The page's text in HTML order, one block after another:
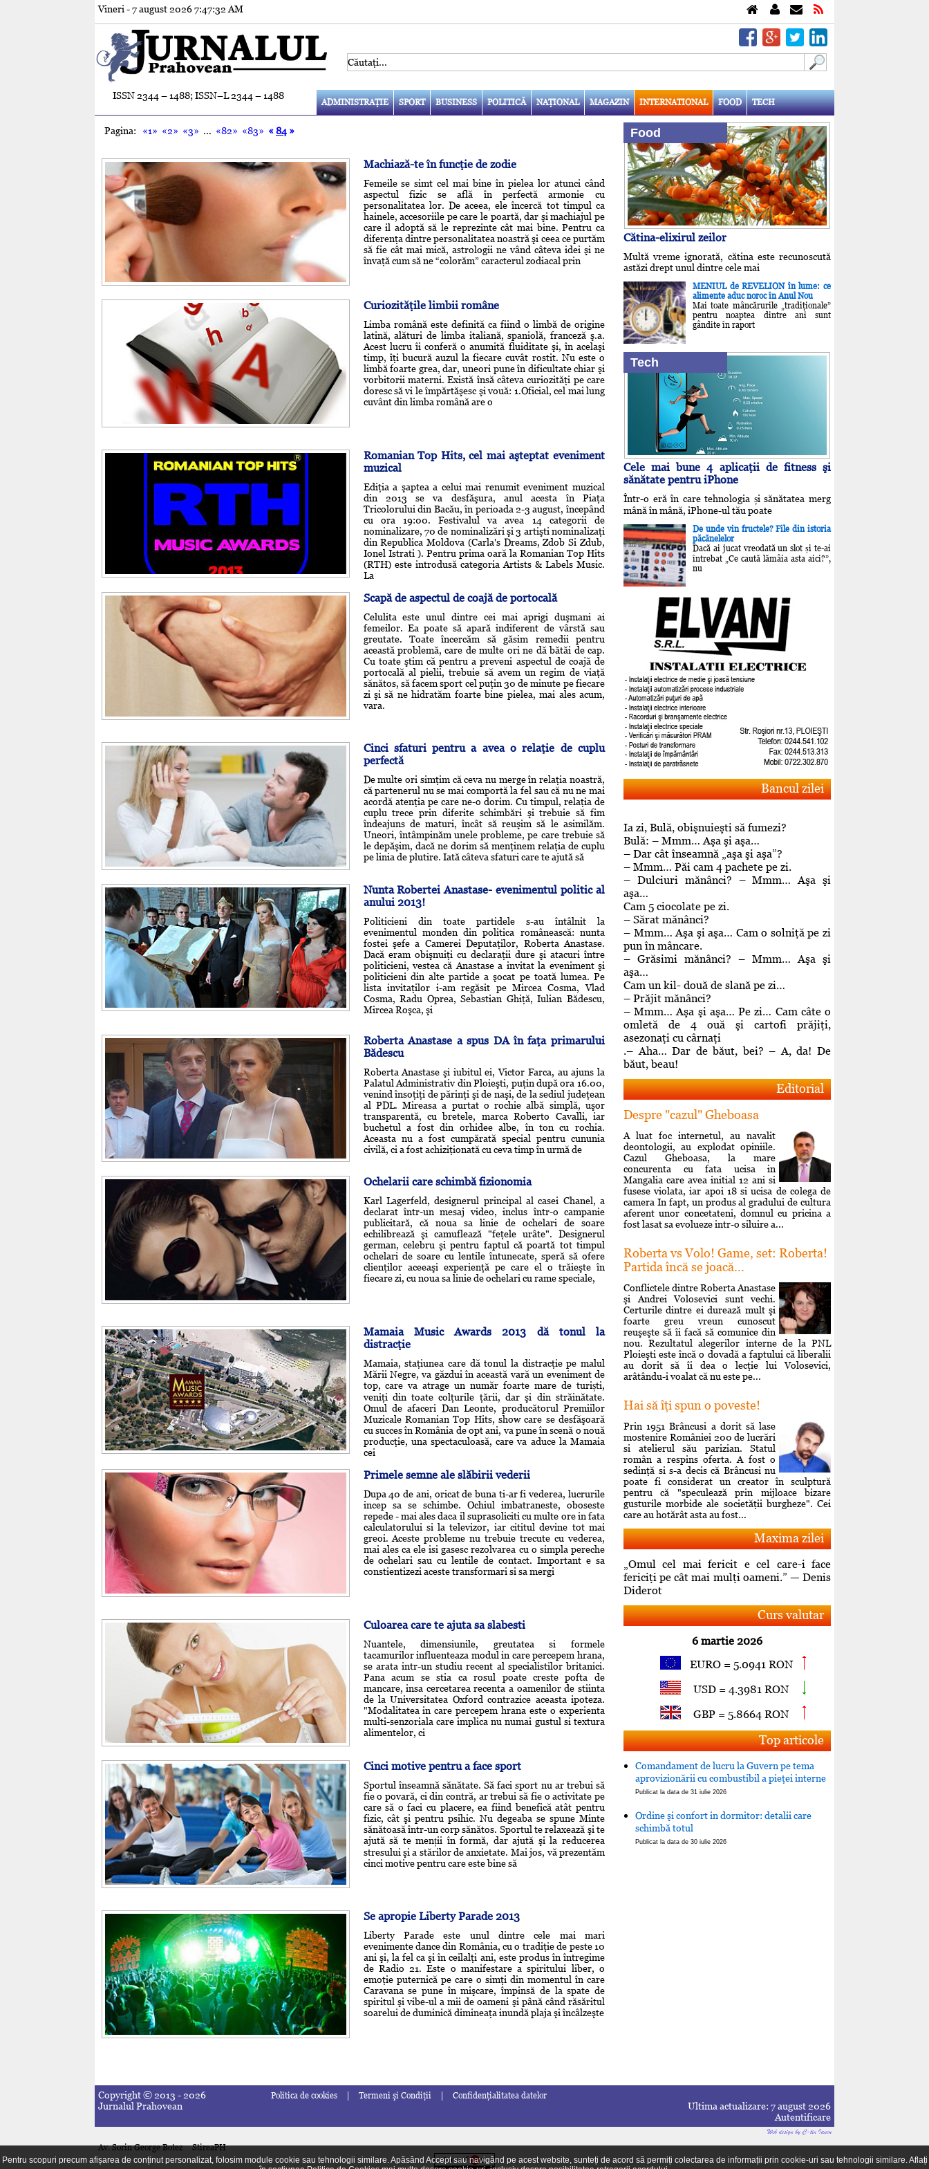
Vineri - 7 august 20267:47:33 AM
ISSN 2344 – 1488; ISSN–L 2344 – 1488
ADMINISTRAŢIE SPORT BUSINESS POLITICĂ NAŢIONAL MAGAZIN INTERNATIONAL FOOD TECH
Pagina: «1» «2» «3» ... «82» «83» «84 »
Machiază-te în funcţie de zodie
Femeile se simt cel mai bine în pielea lor atunci când
aspectul fizic se află în perfectă armonie cu
personalitatea lor. De aceea, ele încercă tot timpul ca
hainele, accesoriile pe care le poartă, dar şi machiajul pe
care il adoptă să le reprezinte cât mai bine. Pentru ca
diferenţa dintre personalitatea noastră şi ceea ce purtăm
să fie cât mai mică, astrologii ne vând câteva idei şi ne
învaţă cum să ne “colorăm” caracterul zodiacal prin
Curiozităţile limbii române
Limba română este definită ca fiind o limbă de origine
latină, alături de limba italiană, spaniolă, franceză ş.a.
Acest lucru îi conferă o anumită fluiditate şi, în acelaşi
timp, îţi bucură auzul la fiecare cuvât rostit. Nu este o
limbă foarte grea, dar, uneori pune în dificultate chiar şi
vorbitorii materni. Există însă câteva curiozităţi pe care
doresc să vi le împărtăşesc şi vouă: 1.Oficial, cel mai lung
cuvânt din limba română are o
Romanian Top Hits, cel mai aşteptat eveniment
muzical
Ediţia a şaptea a celui mai renumit eveniment muzical
din 2013 se va desfăşura, anul acesta în Piaţa
Tricolorului din Bacău, în perioada 2-3 august, începând
cu ora 19:00. Festivalul va avea 14 categorii de
nominalizare, 70 de nominalizări şi 3 artişti nominalizaţi
din Republica Moldova (Carla's Dreams, Zdob Si Zdub,
Ionel Istrati ). Pentru prima oară la Romanian Top Hits
(RTH) este introdusă categoria Artists & Labels Music.
La
Scapă de aspectul de coajă de portocală
Celulita este unul dintre cei mai aprigi duşmani ai
femeilor. Ea poate să apară indiferent de vârstă sau
greutate. Toate încercăm să găsim remedii pentru
această problemă, care de multe ori ne dă bătăi de cap.
Cu toate ştim că pentru a preveni aspectul de coajă de
portocală al pielii, trebuie să avem un regim de viaţă
sănătos, să facem sport cel puţin 30 de minute pe fiecare
zi şi să ne hidratăm foarte bine pielea, mai ales acum,
vara.
Cinci sfaturi pentru a avea o relaţie de cuplu
perfectă
De multe ori simţim că ceva nu merge în relaţia noastră,
că partenerul nu se mai comportă la fel sau că nu ne mai
acordă atenţia pe care ne-o dorim. Cu timpul, relaţia de
cuplu trece prin diferite schimbări şi trebuie să fim
îndeajuns de maturi, încât să reuşim să le asimilăm.
Uneori, întâmpinăm unele probleme, pe care trebuie să
le depăşim, dacă ne dorim să menţinem relaţia de cuplu
pe linia de plutire. Iată câteva sfaturi care te ajută să
Nunta Robertei Anastase- evenimentul politic al
anului 2013!
Politicieni din toate partidele s-au întâlnit la
evenimentul monden din politica românească: nunta
fostei şefe a Camerei Deputaţilor, Roberta Anastase.
Dacă eram obişnuiţi cu declaraţii dure şi atacuri între
politicieni, vestea că Anastase a invitat la eveniment şi
politicieni din alte partide a şocat pe toată lumea. Pe
lista invitaţilor i-am regăsit pe Mircea Cosma, Vlad
Cosma, Radu Oprea, Sebastian Ghiţă, Iulian Bădescu,
Mircea Roşca, şi
Roberta Anastase a spus DA în faţa primarului
Bădescu
Roberta Anastase şi iubitul ei, Victor Farca, au ajuns la
Palatul Administrativ din Ploieşti, puţin după ora 16.00,
venind însoţiţi de părinţi şi de naşi, de la sediul judeţean
al PDL. Mireasa a purtat o rochie albă simplă, uşor
transparentă, cu bretele, marca Roberto Cavalli, iar
buchetul a fost din orhidee albe, în ton cu rochia.
Aceasta nu a fost cumpărată special pentru cununia
civilă, ci a fost achiziţionată cu ceva timp în urmă de
Ochelarii care schimbă fizionomia
Karl Lagerfeld, designerul principal al casei Chanel, a
declarat într-un mesaj video, inclus într-o campanie
publicitară, că noua sa linie de ochelari de soare
echilibrează şi camuflează "feţele urâte". Designerul
german, celebru şi pentru faptul că poartă tot timpul
ochelari de soare cu lentile întunecate, speră să ofere
clienţilor aceeaşi experienţă pe care el o trăieşte în
fiecare zi, cu noua sa linie de ochelari cu rame speciale,
Mamaia Music Awards 2013 dă tonul la
distracţie
Mamaia, staţiunea care dă tonul la distracţie pe malul
Mării Negre, va găzdui în această vară un eveniment de
top, care va atrage un număr foarte mare de turiști,
veniţi din toate colţurile ţării, dar şi din străinătate.
Omul de afaceri Dan Leonte, producătorul Premiilor
Muzicale Romanian Top Hits, show care se desfăşoară
cu succes în România de opt ani, va pune în scenă o nouă
producţie, una spectaculoasă, care va aduce la Mamaia
cei
Primele semne ale slăbirii vederii
Dupa 40 de ani, oricat de buna ti-ar fi vederea, lucrurile
incep sa se schimbe. Ochiul imbatraneste, oboseste
repede - mai ales daca il suprasoliciti cu multe ore in fata
calculatorului si la televizor, iar cititul devine tot mai
greoi. Aceste probleme nu trebuie trecute cu vederea,
mai ales ca ele isi gasesc rezolvarea cu o simpla pereche
de ochelari sau cu lentile de contact. Important e sa
constientizezi aceste transformari si sa mergi
Culoarea care te ajuta sa slabesti
Nuantele, dimensiunile, greutatea si formele
tacamurilor influenteaza modul in care percepem hrana,
se arata intr-un studiu recent al specialistilor britanici.
Pana acum se stia ca rosul poate creste pofta de
mancare, insa cercetarea recenta a oamenilor de stiinta
de la Universitatea Oxford contrazice aceasta ipoteza.
"Modalitatea in care percepem hrana este o experienta
multi-senzoriala care implica nu numai gustul si textura
alimentelor, ci
Cinci motive pentru a face sport
Sportul înseamnă sănătate. Să faci sport nu ar trebui să
fie o povară, ci din contră, ar trebui să fie o activitate pe
care să o faci cu placere, ea fiind benefică atât pentru
fizic, cât şi pentru psihic. Nu degeaba se spune Minte
sănătoasă într-un corp sănătos. Sportul te relaxează şi te
ajută să te menții în formă, dar ajută şi la reducerea
stresului şi a stărilor de anxietate. Mai jos, vă prezentăm
cinci motive pentru care este bine să
Se apropie Liberty Parade 2013
Liberty Parade este unul dintre cele mai mari
evenimente dance din România, cu o tradiţie de peste 10
ani şi, la fel ca şi în ceilalţi ani, este produs în întregime
de Radio 21. Este o manifestare a spiritului liber, o
emoţie puternică pe care o simţi din momentul în care
Caravana se pune în mişcare, împinsă de la spate de
spiritul şi vibe-ul a mii de oameni şi până când răsăritul
soarelui de duminică dimineaţa inundă plaja şi încâlzeşte
Food
Cătina-elixirul zeilor
Multă vreme ignorată, cătina este recunoscută
astăzi drept unul dintre cele mai
MENIUL de REVELION în lume: ce
alimente aduc noroc în Anul Nou
Mai toate mâncărurile „tradiţionale”
pentru noaptea dintre ani sunt
gândite în raport
Tech
Cele mai bune 4 aplicaţii de fitness şi
sănătate pentru iPhone
Într-o eră în care tehnologia și sănătatea merg
mână în mână, iPhone-ul tău poate
De unde vin fructele? File din istoria
păcănelelor
Dacă ai jucat vreodată un slot și te-ai
întrebat „Ce caută lămâia asta aici?”,
nu
Bancul zilei
Ia zi, Bulă, obişnuieşti să fumezi?
Bulă: – Mmm… Aşa şi aşa…
– Dar cât înseamnă „aşa şi aşa”?
– Mmm… Păi cam 4 pachete pe zi.
– Dulciuri mănânci? – Mmm… Aşa şi
aşa…
Cam 5 ciocolate pe zi.
– Sărat mănânci?
– Mmm… Aşa şi aşa… Cam o solniţă pe zi
pun în mâncare.
– Grăsimi mănânci? – Mmm… Aşa şi
aşa…
Cam un kil- două de slană pe zi…
– Prăjit mănânci?
– Mmm… Aşa şi aşa… Pe zi… Cam câte o
omletă de 4 ouă şi cartofi prăjiţi,
asezonaţi cu cârnaţi
.– Aha… Dar de băut, bei? – A, da! De
băut, beau!
Editorial
Despre "cazul" Gheboasa
A luat foc internetul, au navalit
deontologii, au explodat opiniile.
Cazul Gheboasa, la mare
concurenta cu fata ucisa in
Mangalia care avea initial 12 ani si
fusese violata, iar apoi 18 si ucisa de colega de
camera In fapt, un produs al gradului de cultura
aferent unor concetateni, domnul cu pricina a
fost lasat sa evolueze intr-o siluire a...
Roberta vs Volo! Game, set: Roberta!
Partida încă se joacă...
Conflictele dintre Roberta Anastase
şi Andrei Volosevici sunt vechi.
Certurile dintre ei durează mult şi
foarte greu vreun cunoscut
reuşeşte să îi facă să comunice din
nou. Rezultatul alegerilor interne de la PNL
Ploieşti este încă o dovadă a faptului că liberalii
au dorit să îi dea o lecţie lui Volosevici,
arâtându-i voalat că nu este pe...
Hai să îţi spun o poveste!
Prin 1951 Brâncusi a dorit să lase
mostenire României 200 de lucrări
si atelierul său parizian. Statul
român a respins oferta. A fost o
sedinţă si s-a decis că Brâncusi nu
poate fi considerat un creator în sculptură
pentru că "speculează prin mijloace bizare
gusturile morbide ale societăţii burgheze". Cei
care au hotărât asta au fost...
Maxima zilei
„Omul cel mai fericit e cel care-i face
fericiţi pe cât mai mulţi oameni.” — Denis
Diderot
Curs valutar
6 martie 2026
EURO = 5.0941 RON
USD = 4.3981 RON
GBP = 5.8664 RON
Top articole
Comandament de lucru la Guvern pe tema
aprovizionării cu combustibil a pieţei interne
Publicat la data de 31 iulie 2026
Ordine şi confort in dormitor: detalii care
schimbă totul
Publicat la data de 30 iulie 2026
Copyright © 2013 - 2026
Jurnalul Prahovean
Politica de cookies | Termeni şi Condiţii | Confidenţialitatea datelor
Ultima actualizare: 7 august 2026
Autentificare
Av. Sorin George Botez
StireaPH
Pentru scopuri precum afișarea de conținut personalizat, folosim module cookie sau tehnologii similare. Apăsând Accept sau navigând pe acest website, sunteți de acord să permiți colectarea de informații prin cookie-uri sau tehnologii similare. Aflați